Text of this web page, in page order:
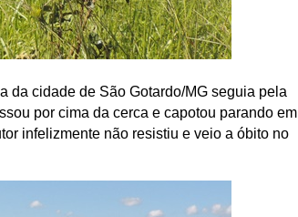
da cidade de São Gotardo/MG seguia pela
por cima da cerca e capotou parando em
infelizmente não resistiu e veio a óbito no